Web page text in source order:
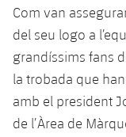
SUB9 A
SUB9 B
SUB8 A
SUB8 B
Història
Palmarès
Classificació
Jugadors
Fotos
Classificació
Jugadors
Fotos
Cadet A
Cadet B
Infantil A
plusicon
més
Actualitat
Calendari
Entrades
Barça Atlètic
plusicon
més
Actualitat
Calendari
plusicon
més
Com van
del seu logo a
grandíssims fans
la trobada que
amb el president
de l’Àrea de